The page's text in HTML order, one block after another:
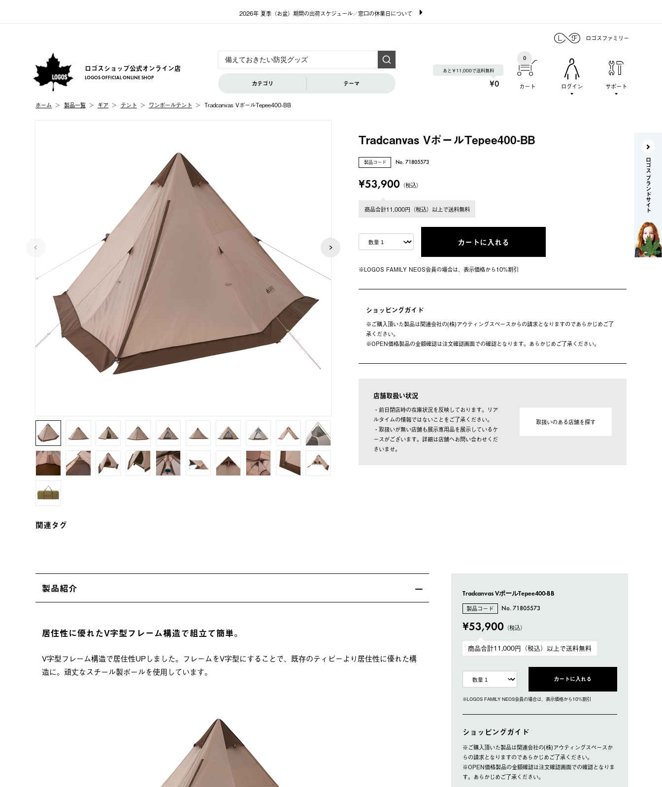
2026年 夏季（お盆）期間の出荷スケジュール／窓口の休業日について
ロゴスファミリー
ロゴスショップ公式オンライン店
LOGOS OFFICIAL ONLINE SHOP
カテゴリ テーマ
あと￥11,000で送料無料
¥0 カート
0
ログイン サポート
ホーム 製品⼀覧 ギア テント ワンポールテント Tradcanvas VポールTepee400-BB
関連タグ
Tradcanvas VポールTepee400-BB
製品コード No. 71805573
¥53,900 （税込）
商品合計11,000円（税込）以上で送料無料
カートに入れる
※LOGOS FAMILY NEOS会員の場合は、表⽰価格から10%割引
ショッピングガイド
※ご購⼊頂いた製品は関連会社の(株)アウティングスペースからの請求となりますのであらかじめご了
承ください。
※OPEN価格製品の⾦額確認は注⽂確認画⾯での確認となります。あらかじめご了承ください。
店舗取扱い状況
・前日閉店時の在庫状況を反映しております。リア
ルタイムの情報ではないことをご了承ください。
・取扱いが無い店舗も展示専用品を展示しているケ
ースがございます。詳細は店舗へお問い合わせくだ
さいませ。
取扱いのある店舗を探す
製品紹介
居住性に優れたV字型フレーム構造で組立て簡単。
V字型フレーム構造で居住性UPしました。フレームをV字型にすることで、既存のティピーより居住性に優れた構
造に。頑丈なスチール製ポールを使用しています。
Tradcanvas VポールTepee400-BB
製品コード No. 71805573
¥53,900（税込）
商品合計11,000円（税込）以上で送料無料
カートに入れる
※LOGOS FAMILY NEOS会員の場合は、表⽰価格から10%割引
ショッピングガイド
※ご購⼊頂いた製品は関連会社の(株)アウティングスペースか
らの請求となりますのであらかじめご了承ください。
※OPEN価格製品の⾦額確認は注⽂確認画⾯での確認となりま
す。あらかじめご了承ください。
ロゴス ブランドサイト